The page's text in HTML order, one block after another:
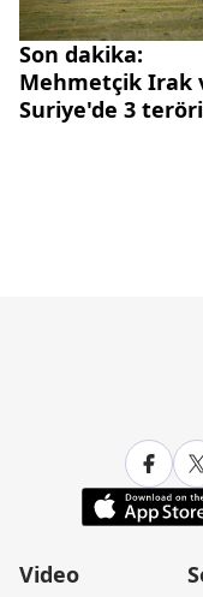
Son dakika:
Mehmetçik Irak
Suriye'de 3
Video